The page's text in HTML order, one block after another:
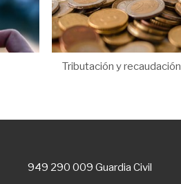
Tributación y recaudación
949 290 009 Guardia Civil